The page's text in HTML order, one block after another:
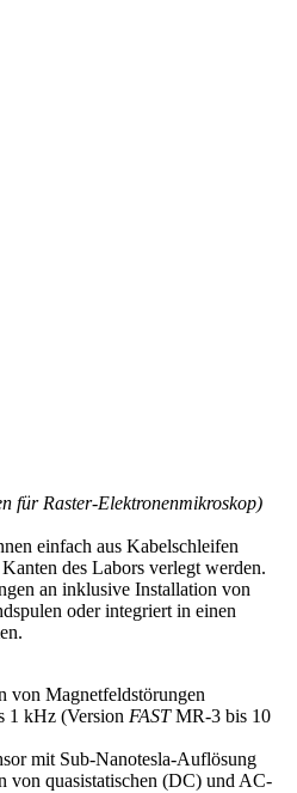
für Raster-Elektronenmikroskop)
einfach aus Kabelschleifen
des Labors verlegt werden.
an inklusive Installation von
oder integriert in einen
von Magnetfeldstörungen
1 kHz (Version FASTMR-3 bis 10
mit Sub-Nanotesla-Auflösung
von quasistatischen (DC) und AC-